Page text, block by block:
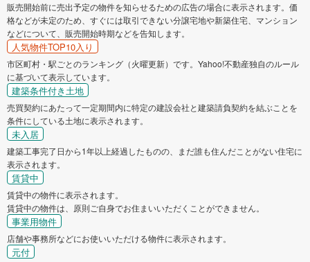
販売開始前に売出予定の物件を知らせるための広告の場合に表示されます。価
格などが未定のため、すぐには取引できない分譲宅地や新築住宅、マンション
などについて、販売開始時期などを告知します。
人気物件TOP10入り
市区町村・駅ごとのランキング（火曜更新）です。Yahoo!不動産独自のルール
に基づいて表示しています。
建築条件付き土地
売買契約にあたって一定期間内に特定の建設会社と建築請負契約を結ぶことを
条件にしている土地に表示されます。
未入居
建築工事完了日から1年以上経過したものの、まだ誰も住んだことがない住宅に
表示されます。
賃貸中
賃貸中の物件に表示されます。
賃貸中の物件は、原則ご自身でお住まいいただくことができません。
事業用物件
店舗や事務所などにお使いいただける物件に表示されます。
元付